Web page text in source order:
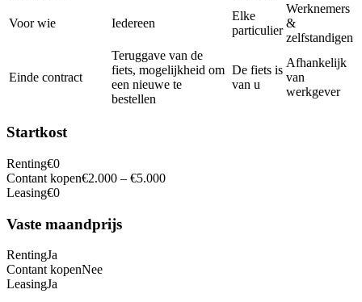
Voor wie Iedereen
Elke
particulier
Werknemers
&
zelfstandigen
Einde contract
Teruggave van de
fiets, mogelijkheid om
een nieuwe te
bestellen
De fiets is
van u
Afhankelijk
van
werkgever
Startkost
Renting€0
Contant kopen€2.000 – €5.000
Leasing€0
Vaste maandprijs
RentingJa
Contant kopenNee
LeasingJa